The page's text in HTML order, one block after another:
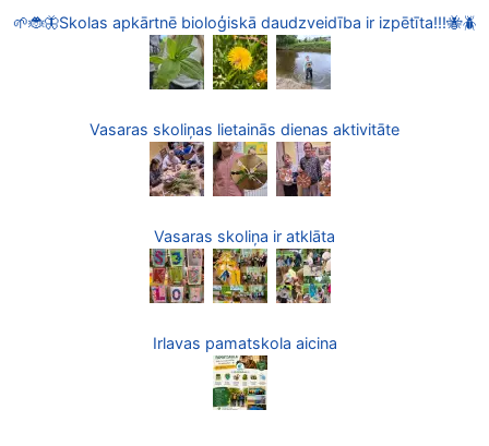
🌱🐞🦋Skolas apkārtnē bioloģiskā daudzveidība ir izpētīta!!!🐝🪲
Vasaras skoliņas lietainās dienas aktivitāte
Vasaras skoliņa ir atklāta
Irlavas pamatskola aicina